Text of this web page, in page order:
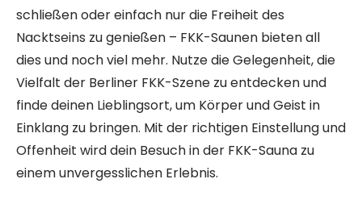
schließen oder einfach nur die Freiheit des
Nacktseins zu genießen – FKK-Saunen bieten all
dies und noch viel mehr. Nutze die Gelegenheit, die
Vielfalt der Berliner FKK-Szene zu entdecken und
finde deinen Lieblingsort, um Körper und Geist in
Einklang zu bringen. Mit der richtigen Einstellung und
Offenheit wird dein Besuch in der FKK-Sauna zu
einem unvergesslichen Erlebnis.